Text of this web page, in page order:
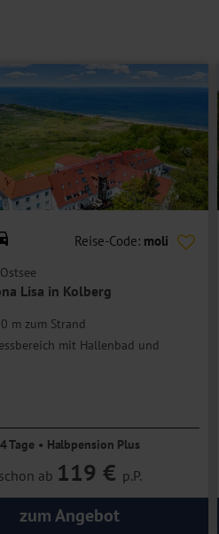
Reise-Code: moli
Lisa in Kolberg
m zum Strand
mit Hallenbad und
4 Tage • Halbpension Plus
schon ab 119 € p.P.
zum Angebot